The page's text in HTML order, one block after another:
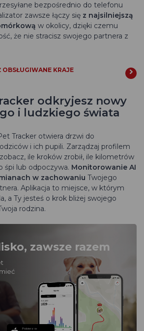
bezpośrednio do telefonu
zawsze łączy się z najsilniejszą
w okolicy, dzięki czemu
że nie stracisz swojego partnera z
OBSŁUGIWANE KRAJE
odkryjesz nowy
i ludzkiego świata
Tracker otwiera drzwi do
i ich pupili. Zarządzaj profilem
ile kroków zrobił, ile kilometrów
śpi lub odpoczywa. Monitorowanie AI
w zachowaniu Twojego
Aplikacja to miejsce, w którym
a Ty jesteś o krok bliżej swojego
rodzina.
zawsze razem
Pobierz w